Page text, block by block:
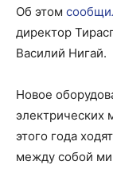
Об этом
директор
Василий Нигай.
Новое
электрических
этого года
между собой